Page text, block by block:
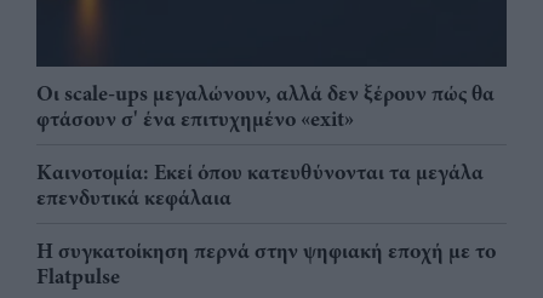
Οι scale-ups μεγαλώνουν, αλλά δεν ξέρουν πώς θα
φτάσουν σ' ένα επιτυχημένο «exit»
Καινοτομία: Εκεί όπου κατευθύνονται τα μεγάλα
επενδυτικά κεφάλαια
Η συγκατοίκηση περνά στην ψηφιακή εποχή με το
Flatpulse